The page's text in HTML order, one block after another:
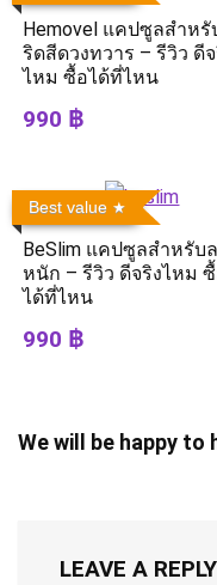
Hemovel แคปซูลสำหรั
ริดสีดวงทวาร – รีวิว ดี
ไหม ซื้อได้ที่ไหน
990 ฿
Best value
BeSlim แคปซูลสำหรับ
หนัก – รีวิว ดีจริงไหม
ได้ที่ไหน
990 ฿
We will be happy
LEAVE A REPLY